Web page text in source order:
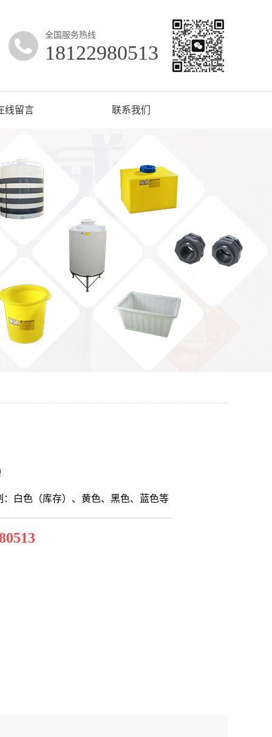
全国服务热线
18122980513
线留言 联系我们
白色（库存）、黄色、黑色、蓝色等